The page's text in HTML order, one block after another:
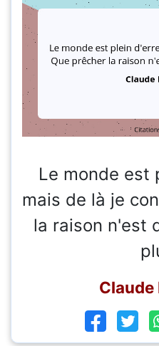
Le monde est
mais de là je
la raison n'est
Claude